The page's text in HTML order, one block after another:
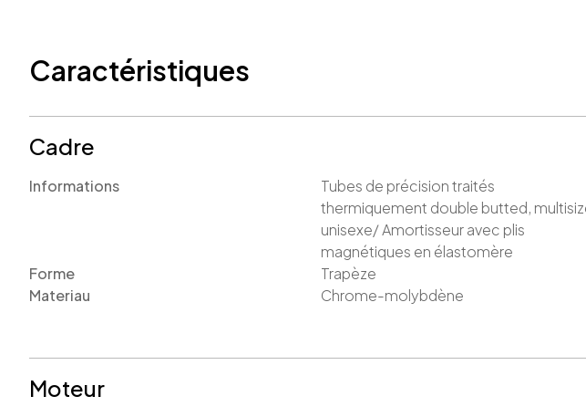
Caractéristiques
Cadre
Informations
Tubes de précision traités
thermiquement double butted,
unisexe/ Amortisseur avec plis
magnétiques en élastomère
Forme
Trapèze
Materiau
Chrome-molybdène
Moteur